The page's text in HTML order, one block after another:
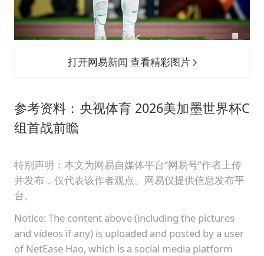
打开网易新闻 查看精彩图片
参考资料：央视体育 2026美加墨世界杯C
组首战前瞻
特别声明：本文为网易自媒体平台“网易号”作者上传
并发布，仅代表该作者观点。网易仅提供信息发布平
台。
Notice: The content above (including the pictures
and videos if any) is uploaded and posted by a user
of NetEase Hao, which is a social media platform